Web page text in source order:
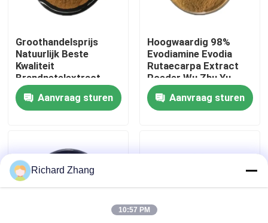
Neem contact met ons op
Vraag een offerte
Super Voedselpoeder
Kosmetische Grondstoffen
Groothandelsprijs
Natuurlijk Beste
Kwaliteit
Brandnetelextract
0,4% Beta-sitosterol
PoederAanvraag sturen
Hoogwaardig 98%
Evodiamine Evodia
Rutaecarpa Extract
Poeder Wu Zhu Yu
Extract Poeder
Aanvraag sturen
Richard Zhang
10:57 PM